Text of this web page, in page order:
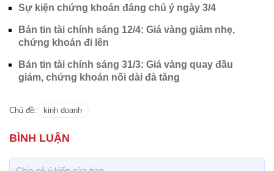
Sự kiện chứng khoán đáng chú ý ngày 3/4
Bản tin tài chính sáng 12/4: Giá vàng giảm nhẹ,
chứng khoán đi lên
Bản tin tài chính sáng 31/3: Giá vàng quay đầu
giảm, chứng khoán nối dài đà tăng
Chủ đề: kinh doanh